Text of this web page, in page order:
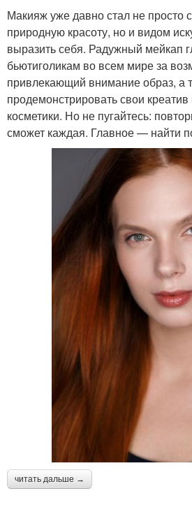
Макияж уже давно стал не просто
природную красоту, но и видом
выразить себя. Радужный мейкап
бьютиголикам во всем мире за
привлекающий внимание образ, а
продемонстрировать свои
косметики. Но не пугайтесь:
сможет каждая. Главное — найти
читать дальше →